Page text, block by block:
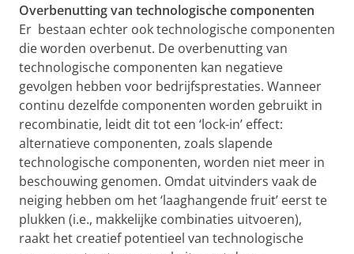
Overbenutting van technologische componenten
Er bestaan echter ook technologische componenten
die worden overbenut. De overbenutting van
technologische componenten kan negatieve
gevolgen hebben voor bedrijfsprestaties. Wanneer
continu dezelfde componenten worden gebruikt in
recombinatie, leidt dit tot een ‘lock-in’ effect:
alternatieve componenten, zoals slapende
technologische componenten, worden niet meer in
beschouwing genomen. Omdat uitvinders vaak de
neiging hebben om het ‘laaghangende fruit’ eerst te
plukken (i.e., makkelijke combinaties uitvoeren),
raakt het creatief potentieel van technologische